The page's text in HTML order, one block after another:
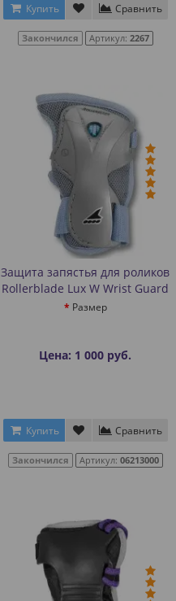
Купить Сравнить
Закончился Артикул: 2267
Защита запястья для роликов
Rollerblade Lux W Wrist Guard
Размер
Цена: 1 000 руб.
Купить Сравнить
Закончился Артикул: 06213000